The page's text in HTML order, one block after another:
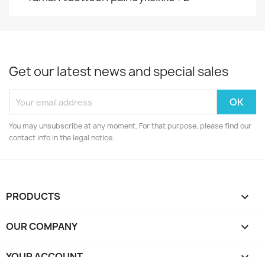
Get our latest news and special sales
You may unsubscribe at any moment. For that purpose, please find our
contact info in the legal notice.
PRODUCTS 
OUR COMPANY 